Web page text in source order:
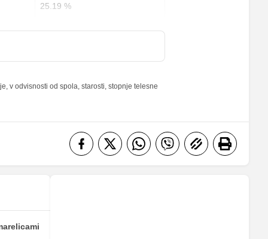
25.19 %
52.5 %
v odvisnosti od spola, starosti, stopnje telesne